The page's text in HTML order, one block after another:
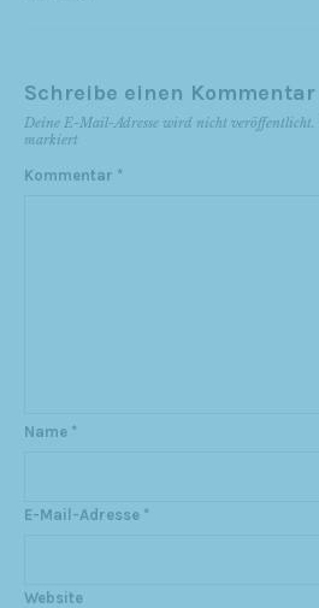
Schreibe einen Kommentar
Deine E-Mail-Adresse wird nicht veröffentlicht.
markiert
Kommentar *
Name *
E-Mail-Adresse *
Website